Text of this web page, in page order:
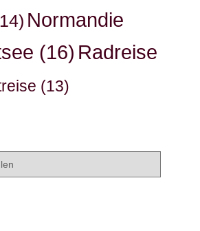
Normandie
(16) Radreise
(13)